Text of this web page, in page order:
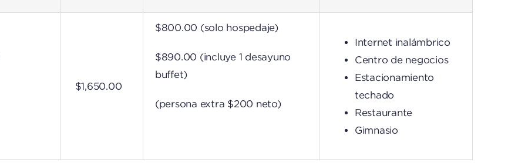
$1,650.00
$800.00 (solo hospedaje)
$890.00 (incluye 1 desayuno
buffet)
(persona extra $200 neto)
Internet inalámbrico
Centro de negocios
Estacionamiento
techado
Restaurante
Gimnasio